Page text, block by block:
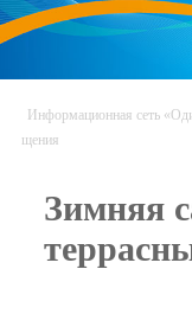
Информационная сеть
щения
Зимняя